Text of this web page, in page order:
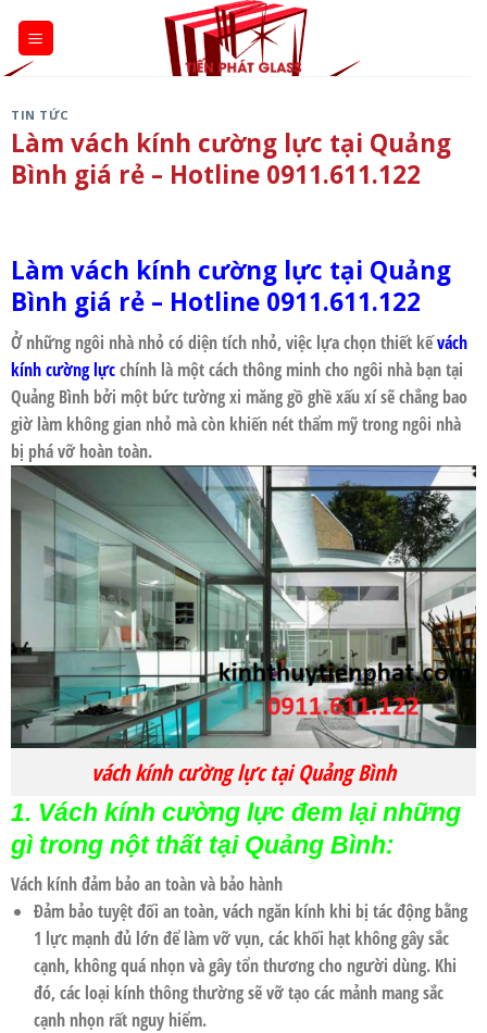
content
TIN TỨC
Làm vách kính cường lực tại Quảng
Bình giá rẻ – Hotline 0911.611.122
Làm vách kính cường lực tại Quảng
Bình giá rẻ – Hotline 0911.611.122
Ở những ngôi nhà nhỏ có diện tích nhỏ, việc lựa chọn thiết kếvách
kính cường lựcchính là một cách thông minh cho ngôi nhà bạn tại
Quảng Bình bởi một bức tường xi măng gồ ghề xấu xí sẽ chẳng bao
giờ làm không gian nhỏ mà còn khiến nét thẩm mỹ trong ngôi nhà
bị phá vỡ hoàn toàn.
vách kính cường lực tại Quảng Bình
1. Vách kính cường lực đem lại những
gì trong nột thất tại Quảng Bình:
Vách kính đảm bảo an toàn và bảo hành
Đảm bảo tuyệt đối an toàn, vách ngăn kính khi bị tác động bằng
1 lực mạnh đủ lớn để làm vỡ vụn, các khối hạt không gây sắc
cạnh, không quá nhọn và gây tổn thương cho người dùng. Khi
đó, các loại kính thông thường sẽ vỡ tạo các mảnh mang sắc
cạnh nhọn rất nguy hiểm.